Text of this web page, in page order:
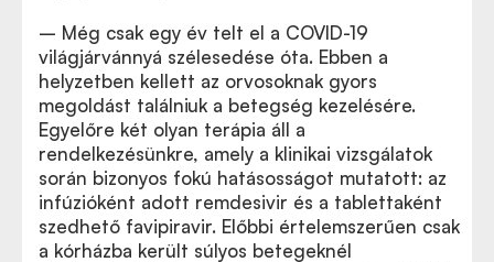
– Még csak egy év telt el a COVID-19
világjárvánnyá szélesedése óta. Ebben a
helyzetben kellett az orvosoknak gyors
megoldást találniuk a betegség kezelésére.
Egyelőre két olyan terápia áll a
rendelkezésünkre, amely a klinikai vizsgálatok
során bizonyos fokú hatásosságot mutatott: az
infúzióként adott remdesivir és a tablettaként
szedhető favipiravir. Előbbi értelemszerűen csak
a kórházba került súlyos betegeknél